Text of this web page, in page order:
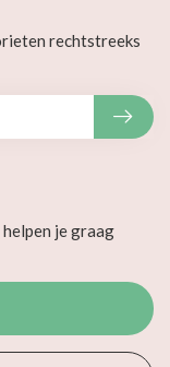
je graag
rechtstreeks